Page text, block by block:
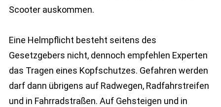
Scooter auskommen.
Eine Helmpflicht besteht seitens des
Gesetzgebers nicht, dennoch empfehlen Experten
das Tragen eines Kopfschutzes. Gefahren werden
darf dann übrigens auf Radwegen, Radfahrstreifen
und in Fahrradstraßen. Auf Gehsteigen und in